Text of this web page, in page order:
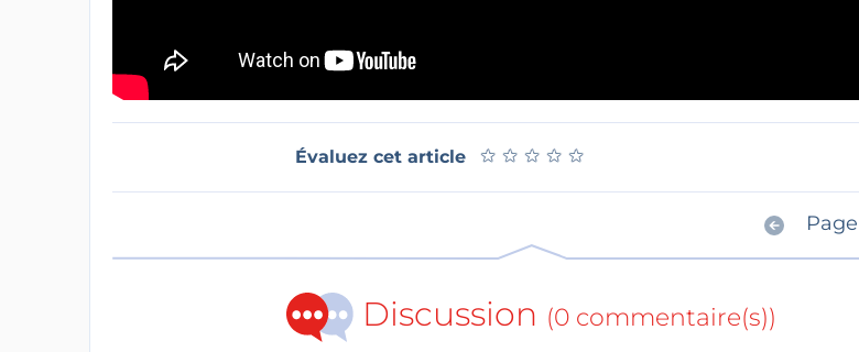
Évaluez cet article ★ ★ ★ ★ ★
★ ★ ★ ★ ★
Page
Discussion (0 commentaire(s))